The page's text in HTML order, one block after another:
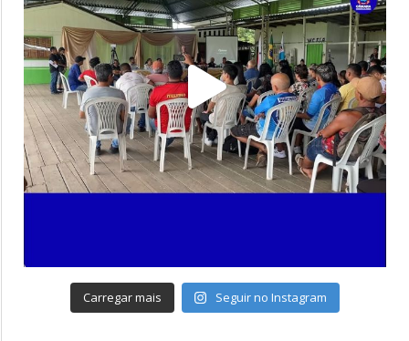
Carregar mais Seguir no Instagram